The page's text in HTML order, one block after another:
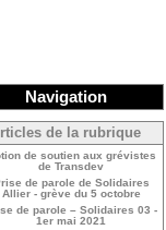
Navigation
de la rubrique
de soutien aux grévistes
de Transdev
de parole de Solidaires
Allier - grève du 5 octobre
de parole – Solidaires 03 -
1er mai 2021